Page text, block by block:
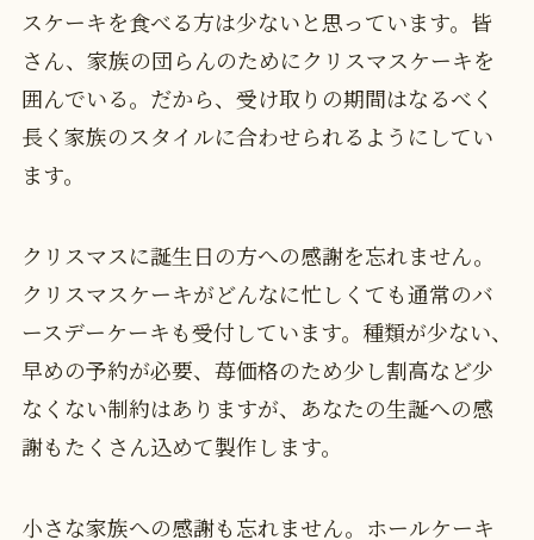
スケーキを食べる方は少ないと思っています。皆
さん、家族の団らんのためにクリスマスケーキを
囲んでいる。だから、受け取りの期間はなるべく
長く家族のスタイルに合わせられるようにしてい
ます。
クリスマスに誕生日の方への感謝を忘れません。
クリスマスケーキがどんなに忙しくても通常のバ
ースデーケーキも受付しています。種類が少ない、
早めの予約が必要、苺価格のため少し割高など少
なくない制約はありますが、あなたの生誕への感
謝もたくさん込めて製作します。
小さな家族への感謝も忘れません。ホールケーキ